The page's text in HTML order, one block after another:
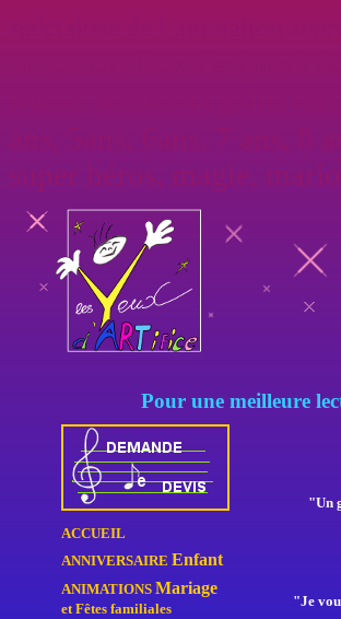
Pour une meilleure
ACCUEIL
ANNIVERSAIRE Enfant
ANIMATIONS Mariage
et Fêtes familiales
"Un
"Je